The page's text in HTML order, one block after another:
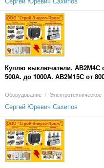
Куплю выключатели. АВ2М4С
500А. до 1000А. АВ2М15С от
Оборудование / Электротехническое
Сергей Юревич Сахипов